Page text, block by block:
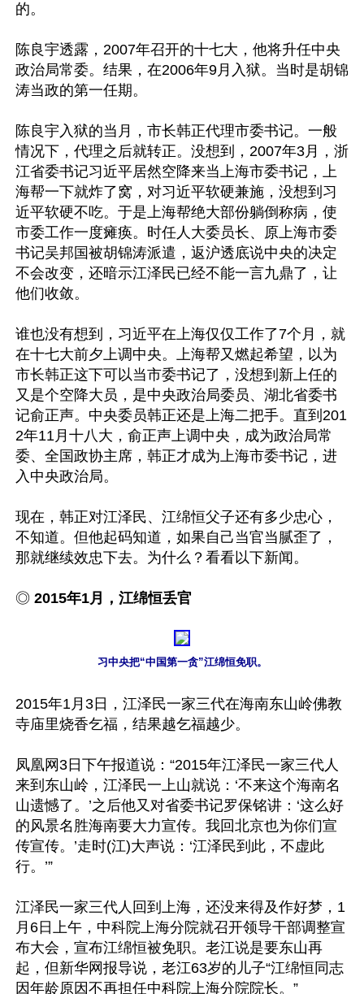
的。
陈良宇透露，2007年召开的十七大，他将升任中央
政治局常委。结果，在2006年9月入狱。当时是胡锦
涛当政的第一任期。
陈良宇入狱的当月，市长韩正代理市委书记。一般
情况下，代理之后就转正。没想到，2007年3月，浙
江省委书记习近平居然空降来当上海市委书记，上
海帮一下就炸了窝，对习近平软硬兼施，没想到习
近平软硬不吃。于是上海帮绝大部份躺倒称病，使
市委工作一度瘫痪。时任人大委员长、原上海市委
书记吴邦国被胡锦涛派遣，返沪透底说中央的决定
不会改变，还暗示江泽民已经不能一言九鼎了，让
他们收敛。
谁也没有想到，习近平在上海仅仅工作了7个月，就
在十七大前夕上调中央。上海帮又燃起希望，以为
市长韩正这下可以当市委书记了，没想到新上任的
又是个空降大员，是中央政治局委员、湖北省委书
记俞正声。中央委员韩正还是上海二把手。直到201
2年11月十八大，俞正声上调中央，成为政治局常
委、全国政协主席，韩正才成为上海市委书记，进
入中央政治局。
现在，韩正对江泽民、江绵恒父子还有多少忠心，
不知道。但他起码知道，如果自己当官当腻歪了，
那就继续效忠下去。为什么？看看以下新闻。
◎ 2015年1月，江绵恒丢官
习中央把“中国第一贪”江绵恒免职。
2015年1月3日，江泽民一家三代在海南东山岭佛教
寺庙里烧香乞福，结果越乞福越少。
凤凰网3日下午报道说：“2015年江泽民一家三代人
来到东山岭，江泽民一上山就说：‘不来这个海南名
山遗憾了。’之后他又对省委书记罗保铭讲：‘这么好
的风景名胜海南要大力宣传。我回北京也为你们宣
传宣传。’走时(江)大声说：‘江泽民到此，不虚此
行。’”
江泽民一家三代人回到上海，还没来得及作好梦，1
月6日上午，中科院上海分院就召开领导干部调整宣
布大会，宣布江绵恒被免职。老江说是要东山再
起，但新华网报导说，老江63岁的儿子“江绵恒同志
因年龄原因不再担任中科院上海分院院长。”